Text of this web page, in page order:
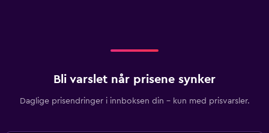
Bli varslet når prisene synker
Daglige prisendringer i innboksen din – kun med prisvarsler.